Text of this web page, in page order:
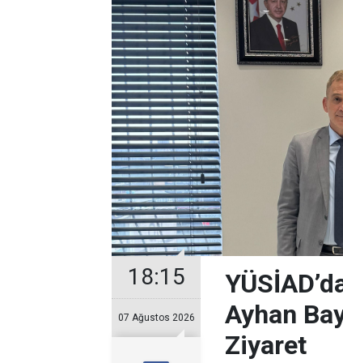
18:15
07 Ağustos 2026
Ayhan
Ziyaret